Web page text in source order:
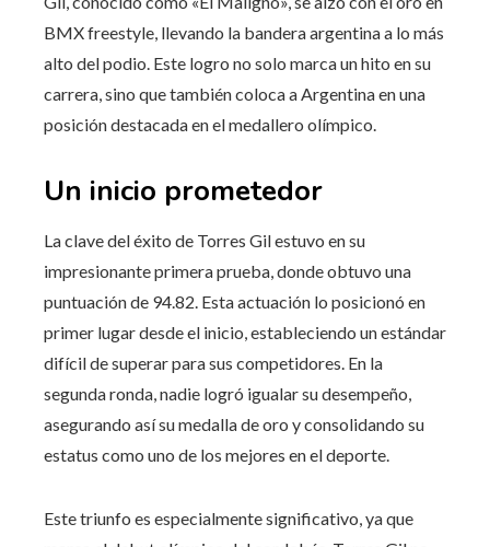
BMX freestyle, llevando la bandera argentina a lo más
alto del podio. Este logro no solo marca un hito en su
carrera, sino que también coloca a Argentina en una
posición destacada en el medallero olímpico.
Un inicio prometedor
La clave del éxito de Torres Gil estuvo en su
impresionante primera prueba, donde obtuvo una
puntuación de 94.82. Esta actuación lo posicionó en
primer lugar desde el inicio, estableciendo un estándar
difícil de superar para sus competidores. En la
segunda ronda, nadie logró igualar su desempeño,
asegurando así su medalla de oro y consolidando su
estatus como uno de los mejores en el deporte.
Este triunfo es especialmente significativo, ya que